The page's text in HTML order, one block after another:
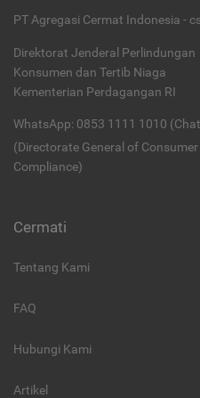
PT Agregasi Cermat Indonesia -
Direktorat Jenderal Perlindungan
Konsumen dan Tertib Niaga
Kementerian Perdagangan RI
WhatsApp: 0853 1111 1010
(Directorate General of
Compliance)
Cermati
Tentang Kami
FAQ
Hubungi Kami
Artikel